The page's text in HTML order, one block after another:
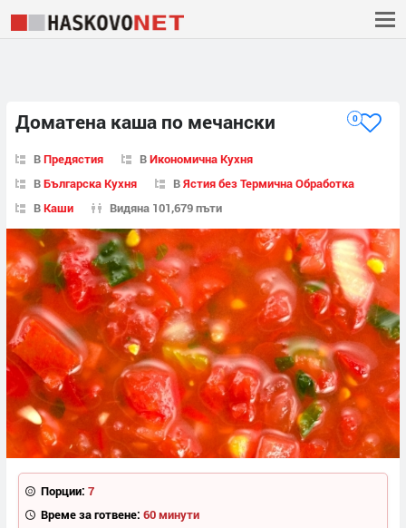
Доматена каша по мечански 0
ВПредястия ВИкономична Кухня
ВБългарска Кухня ВЯстия без Термична Обработка
ВКаши Видяна 101,679 пъти
Порции: 7
Време за готвене: 60 минути